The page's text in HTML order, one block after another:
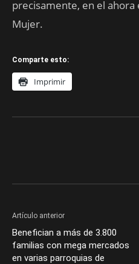
precisamente, en el
Mujer.
Comparte esto:
Imprimir
Artículo anterior
Benefician a más de 3.800
familias con mega mercados
en varias parroquias de